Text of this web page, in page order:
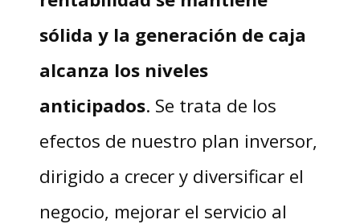
sólida y la generación de caja
alcanza los niveles
anticipados. Se trata de los
efectos de nuestro plan inversor,
dirigido a crecer y diversificar el
negocio, mejorar el servicio al